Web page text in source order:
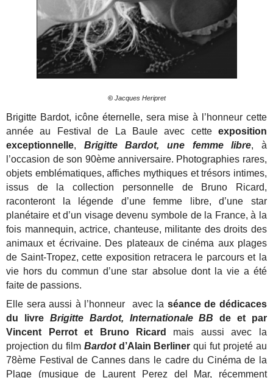
© Jacques Heripret
Brigitte Bardot, icône éternelle, sera mise à l’honneur cette
année au Festival de La Baule avec cetteexposition
exceptionnelle, Brigitte Bardot, une femme libre, à
l’occasion de son 90ème anniversaire. Photographies rares,
objets emblématiques, affiches mythiques et trésors intimes,
issus de la collection personnelle de Bruno Ricard,
raconteront la légende d’une femme libre, d’une star
planétaire et d’un visage devenu symbole de la France, à la
fois mannequin, actrice, chanteuse, militante des droits des
animaux et écrivaine. Des plateaux de cinéma aux plages
de Saint-Tropez, cette exposition retracera le parcours et la
vie hors du commun d’une star absolue dont la vie a été
faite de passions.
Elle sera aussi à l’honneur avec la séance de dédicaces
du livre Brigitte Bardot, Internationale BB de et par
Vincent Perrot et Bruno Ricard
mais aussi avec la
projection du film Bardotd’Alain Berliner qui fut projeté au
78ème Festival de Cannes dans le cadre du Cinéma de la
Plage
(musique de Laurent Perez del Mar, récemment